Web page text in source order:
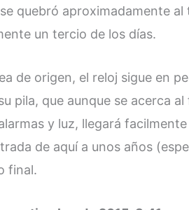
quebró aproximadamente
un tercio de los días.
de origen, el reloj sigue en
pila, que aunque se acerca
y luz, llegará
de aquí a unos años
final.